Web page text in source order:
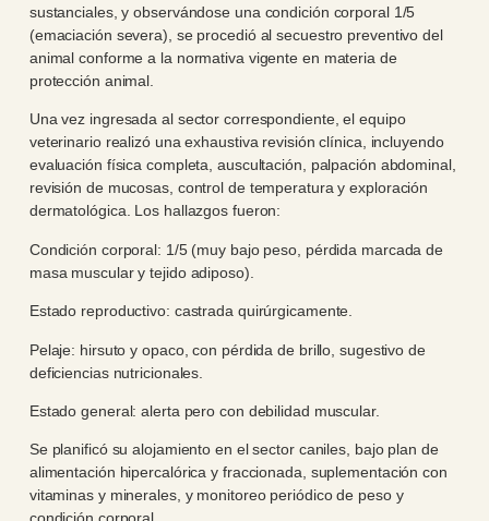
sustanciales, y observándose una condición corporal 1/5
(emaciación severa), se procedió al secuestro preventivo del
animal conforme a la normativa vigente en materia de
protección animal.
Una vez ingresada al sector correspondiente, el equipo
veterinario realizó una exhaustiva revisión clínica, incluyendo
evaluación física completa, auscultación, palpación abdominal,
revisión de mucosas, control de temperatura y exploración
dermatológica. Los hallazgos fueron:
Condición corporal: 1/5 (muy bajo peso, pérdida marcada de
masa muscular y tejido adiposo).
Estado reproductivo: castrada quirúrgicamente.
Pelaje: hirsuto y opaco, con pérdida de brillo, sugestivo de
deficiencias nutricionales.
Estado general: alerta pero con debilidad muscular.
Se planificó su alojamiento en el sector caniles, bajo plan de
alimentación hipercalórica y fraccionada, suplementación con
vitaminas y minerales, y monitoreo periódico de peso y